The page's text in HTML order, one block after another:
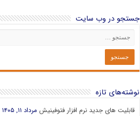
جستجو در وب سایت
نوشته‌های تازه
قابلیت های جدید نرم افزار فتوفینیش مرداد ۱۱, ۱۴۰۵